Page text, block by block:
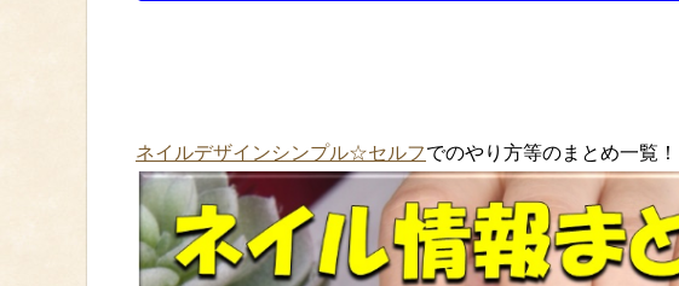
ネイルデザインシンプル☆セルフでのやり方等のまとめ一覧！